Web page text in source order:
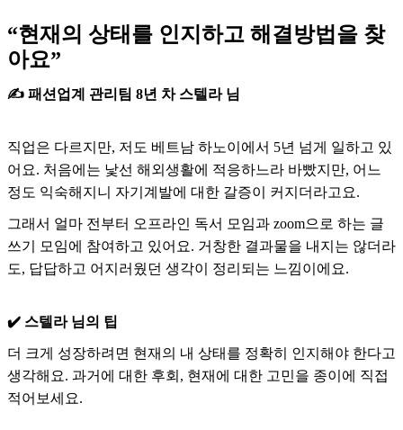
“현재의 상태를 인지하고 해결방법을 찾
아요”
✍️ 패션업계 관리팀 8년 차 스텔라 님
직업은 다르지만, 저도 베트남 하노이에서 5년 넘게 일하고 있
어요. 처음에는 낯선 해외생활에 적응하느라 바빴지만, 어느
정도 익숙해지니 자기계발에 대한 갈증이 커지더라고요.
그래서 얼마 전부터 오프라인 독서 모임과 zoom으로 하는 글
쓰기 모임에 참여하고 있어요. 거창한 결과물을 내지는 않더라
도, 답답하고 어지러웠던 생각이 정리되는 느낌이에요.
✔️ 스텔라 님의 팁
더 크게 성장하려면 현재의 내 상태를 정확히 인지해야 한다고
생각해요. 과거에 대한 후회, 현재에 대한 고민을 종이에 직접
적어보세요.